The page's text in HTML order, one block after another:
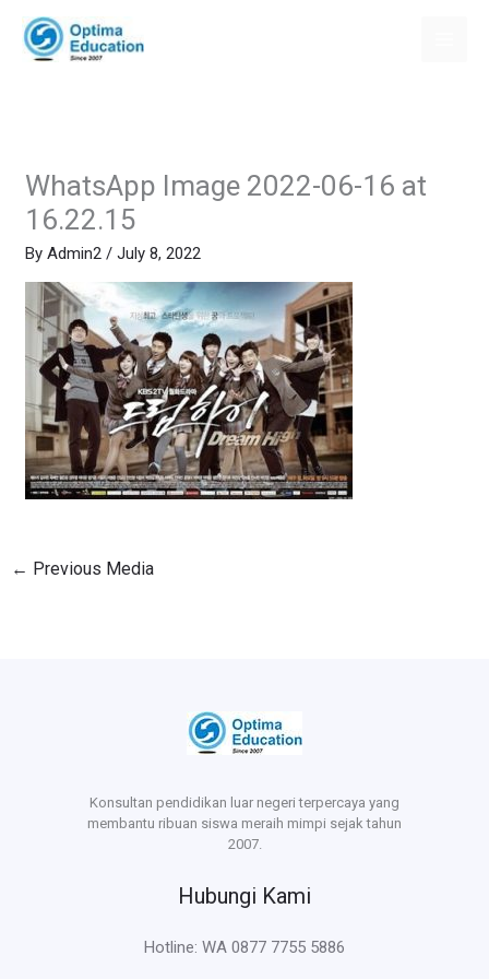
content
WhatsApp Image 2022-06-16 at
16.22.15
ByAdmin2/July 8, 2022
← Previous Media
Konsultan pendidikan luar negeri terpercaya yang
membantu ribuan siswa meraih mimpi sejak tahun
2007.
Hubungi Kami
Hotline: WA 0877 7755 5886